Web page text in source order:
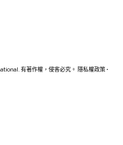
有著作權，侵害必究。 隱私權政策 •